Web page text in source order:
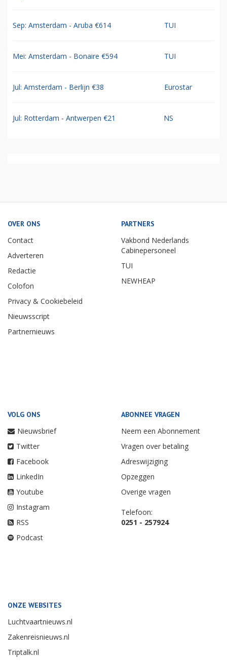
Sep: Amsterdam - Aruba €614 TUI
Mei: Amsterdam - Bonaire €594 TUI
Jul: Amsterdam - Berlijn €38 Eurostar
Jul: Rotterdam - Antwerpen €21 NS
OVER ONS
Contact
Adverteren
Redactie
Colofon
Privacy & Cookiebeleid
Nieuwsscript
Partnernieuws
PARTNERS
Vakbond Nederlands
Cabinepersoneel
TUI
NEWHEAP
VOLG ONS
Nieuwsbrief
Twitter
Facebook
LinkedIn
Youtube
Instagram
RSS
Podcast
ABONNEE VRAGEN
Neem een Abonnement
Vragen over betaling
Adreswijziging
Opzeggen
Overige vragen
Telefoon:
0251 - 257924
ONZE WEBSITES
Luchtvaartnieuws.nl
Zakenreisnieuws.nl
Triptalk.nl